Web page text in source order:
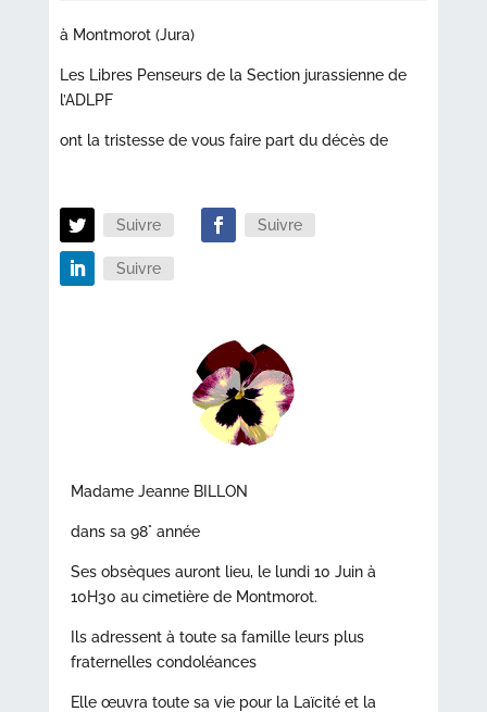
à Montmorot (Jura)
Les Libres Penseurs de la Section jurassienne de
l’ADLPF
ont la tristesse de vous faire part du décès de
Suivre Suivre
Suivre
Madame Jeanne BILLON
dans sa 98° année
Ses obsèques auront lieu, le lundi 10 Juin à
10H30 au cimetière de Montmorot.
Ils adressent à toute sa famille leurs plus
fraternelles condoléances
Elle œuvra toute sa vie pour la Laïcité et la